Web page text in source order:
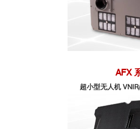
AFX
超小型无人机
罂粟的检测
项目单位：美国
项目简介：阿富汗
Correction Performance of.Remote
Airborne Imagery over a Small
mapping of species diversity under
Spectral Range Reflectance and
Tree Species Classification From
physico-chemical influences on